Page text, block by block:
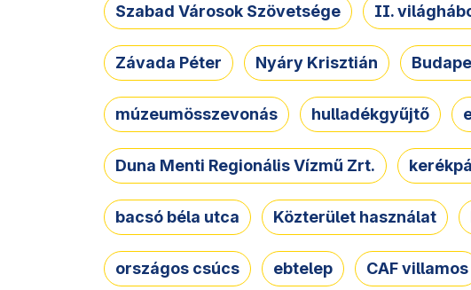
Szabad Városok Szövetsége II.
Závada Péter Nyáry Krisztián
múzeumösszevonás hulladékgyűjtő
Duna Menti Regionális Vízmű Zrt.
bacsó béla utca Közterület használat
országos csúcs ebtelep CAF villamos